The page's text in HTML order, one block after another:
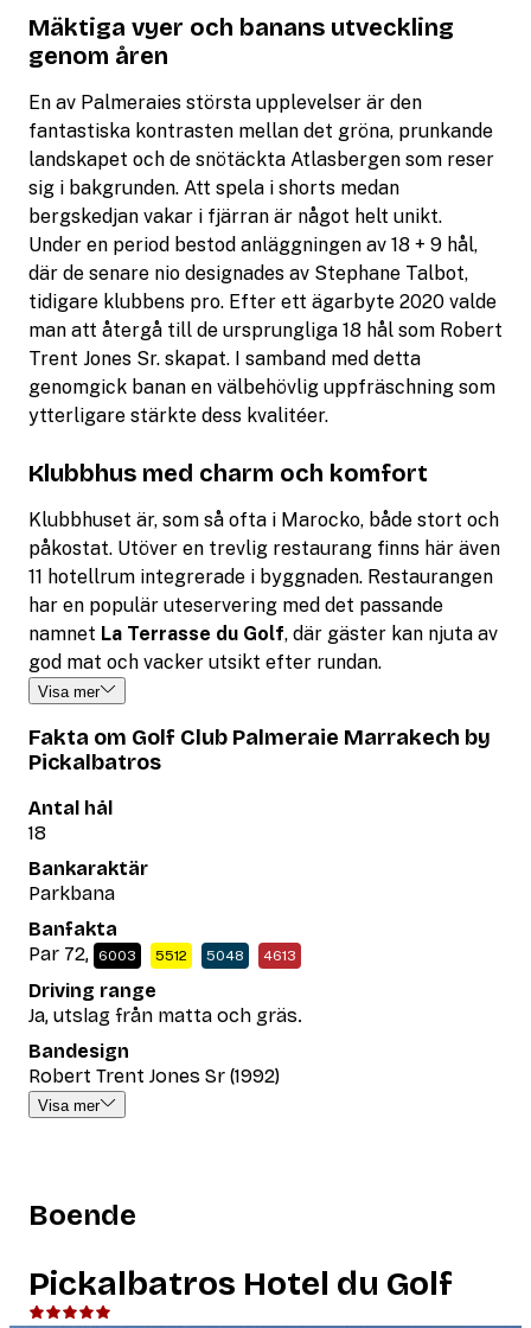
Mäktiga vyer och banans utveckling
genom åren
En av Palmeraies största upplevelser är den
fantastiska kontrasten mellan det gröna, prunkande
landskapet och de snötäckta Atlasbergen som reser
sig i bakgrunden. Att spela i shorts medan
bergskedjan vakar i fjärran är något helt unikt.
Under en period bestod anläggningen av 18 + 9 hål,
där de senare nio designades av Stephane Talbot,
tidigare klubbens pro. Efter ett ägarbyte 2020 valde
man att återgå till de ursprungliga 18 hål som Robert
Trent Jones Sr. skapat. I samband med detta
genomgick banan en välbehövlig uppfräschning som
ytterligare stärkte dess kvalitéer.
Klubbhus med charm och komfort
Klubbhuset är, som så ofta i Marocko, både stort och
påkostat. Utöver en trevlig restaurang finns här även
11 hotellrum integrerade i byggnaden. Restaurangen
har en populär uteservering med det passande
namnet La Terrasse du Golf, där gäster kan njuta av
god mat och vacker utsikt efter rundan.
Visa mer
Fakta om Golf Club Palmeraie Marrakech by
Pickalbatros
Antal hål
18
Bankaraktär
Parkbana
Banfakta
Par 72, 6003 5512 5048 4613
Driving range
Ja, utslag från matta och gräs.
Bandesign
Robert Trent Jones Sr (1992)
Visa mer
Boende
Pickalbatros Hotel du Golf